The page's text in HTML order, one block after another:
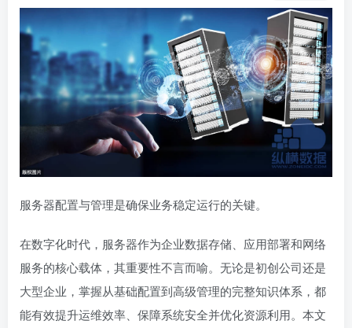
服务器配置与管理是确保业务稳定运行的关键。
在数字化时代，服务器作为企业数据存储、应用部署和网络
服务的核心载体，其重要性不言而喻。无论是初创公司还是
大型企业，掌握从基础配置到高级管理的完整知识体系，都
能有效提升运维效率、保障系统安全并优化资源利用。本文